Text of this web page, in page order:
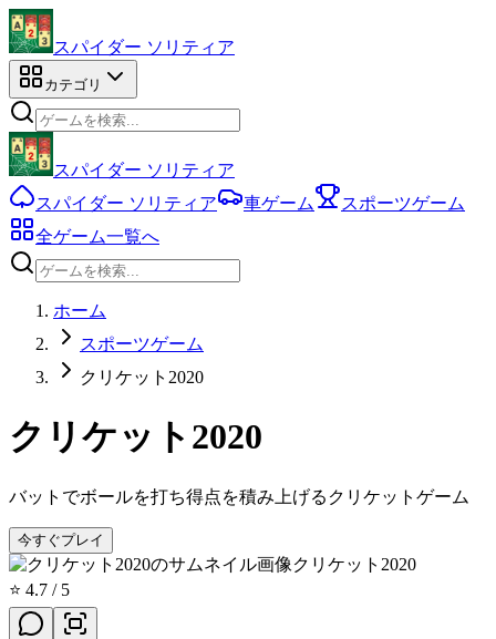
スパイダー ソリティア
カテゴリ
スパイダー ソリティア
スパイダー ソリティア
車ゲーム
スポーツゲーム
全ゲーム一覧へ
ホーム
スポーツゲーム
クリケット2020
クリケット2020
バットでボールを打ち得点を積み上げるクリケットゲーム
今すぐプレイ
クリケット2020
⭐ 4.7 / 5